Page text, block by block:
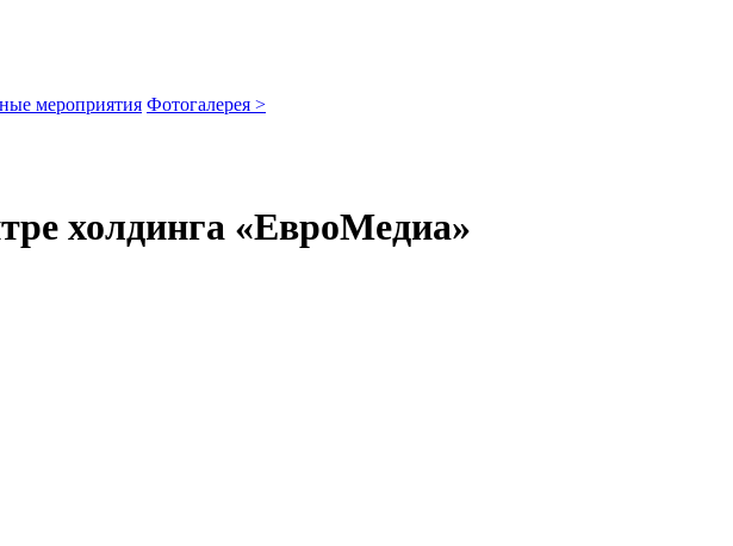
мероприятия Фотогалерея >
холдинга «ЕвроМедиа»